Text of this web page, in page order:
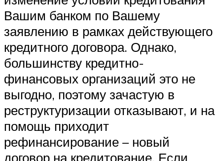
Вашим банком по Вашему
заявлению в рамках действующего
кредитного договора. Однако,
большинству кредитно-
финансовых организаций это не
выгодно, поэтому зачастую в
реструктуризации отказывают, и на
помощь приходит
рефинансирование – новый
договор на кредитование. Если